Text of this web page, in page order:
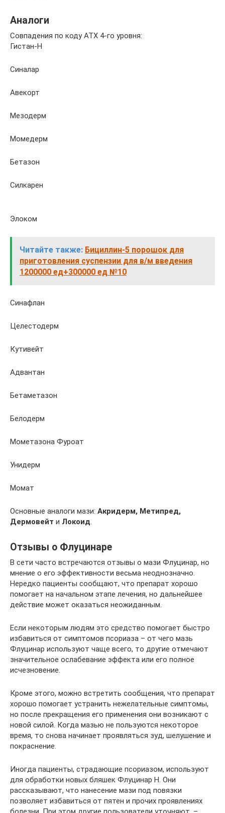
Аналоги
Совпадения по коду АТХ 4-го уровня:
Гистан-Н
Синалар
Авекорт
Мезодерм
Момедерм
Бетазон
Силкарен
Элоком
Читайте также: Бициллин-5 порошок для
приготовления суспензии для в/м введения
1200000 ед+300000 ед №10
Синафлан
Целестодерм
Кутивейт
Адвантан
Бетаметазон
Белодерм
Мометазона Фуроат
Унидерм
Момат
Основные аналоги мази: Акридерм, Метипред,
Дермовейт и Локоид
Отзывы о Флуцинаре
В сети часто встречаются отзывы о мази Флуцинар, но
мнение о его эффективности весьма неоднозначно.
Нередко пациенты сообщают, что препарат хорошо
помогает на начальном этапе лечения, но дальнейшее
действие может оказаться неожиданным.
Если некоторым людям это средство помогает быстро
избавиться от симптомов псориаза – от чего мазь
Флуцинар используют чаще всего, то другие отмечают
значительное ослабевание эффекта или его полное
исчезновение.
Кроме этого, можно встретить сообщения, что препарат
хорошо помогает устранить нежелательные симптомы,
но после прекращения его применения они возникают с
новой силой. Когда мазью не пользуются некоторое
время, то снова начинает проявляться зуд, шелушение и
покраснение.
Иногда пациенты, страдающие псориазом, используют
для обработки новых бляшек Флуцинар Н. Они
рассказывают, что нанесение мази под повязки
позволяет избавиться от пятен и прочих проявлениях